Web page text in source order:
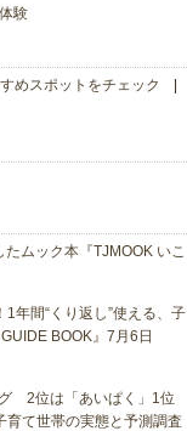
験
めスポットをチェック
ムック本『TJMOOK いこ
年間“くり返し”使える、子
BOOK』7月6日
2位は「あいぱく」1位
て世帯の実態と予測調査